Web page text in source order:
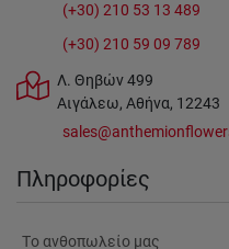
(+30) 210 53 13 489
(+30) 210 59 09 789
Λ. Θηβών 499
Αιγάλεω, Αθήνα, 12243
Πληροφορίες
Tο ανθοπωλείο μας